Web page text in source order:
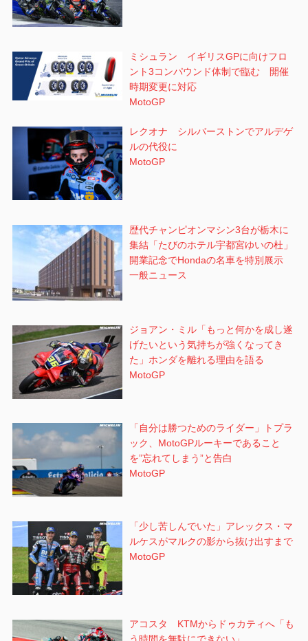
ミシュラン イギリスGPに向けフロ
ント3コンパウンド体制で臨む 開催
時期変更に対応
MotoGP
レクオナ シルバーストンでアルデゲ
ルの代役に
MotoGP
歴代チャンピオンマシン3台が栃木に
集結「たびのホテル宇都宮ゆいの杜」
開業記念でHondaの名車を特別展示
一般ニュース
ジョアン・ミル「もっと何かを成し遂
げたいという気持ちが強くなってき
た」ホンダを離れる理由を語る
MotoGP
「自分は勝つためのライダー」トプラ
ック、MotoGPルーキーであること
を”忘れてしまう”と告白
MotoGP
「少し苦しんでいた」アレックス・マ
ルケスがマルクの影から抜け出すまで
MotoGP
アコスタ KTMからドゥカティへ「も